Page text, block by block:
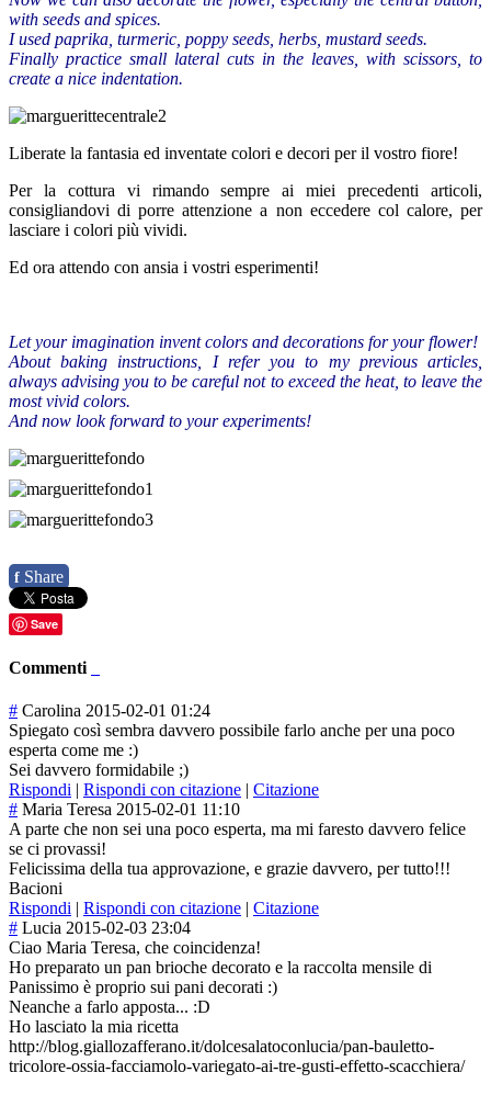
with seeds and spices.
I used paprika turmeric poppy seeds , herbs, mustard seeds.
Finally practice small lateral cuts in the leaves with scissors
to
create a nice indentation.
Liberate la fantasia ed inventate colori e decori per il vostro fiore!
Per la cottura vi rimando sempre ai miei precedenti articoli,
consigliandovi di porre attenzione a non eccedere col calore, per
lasciare i colori più vividi.
Ed ora attendo con ansia i vostri esperimenti!
Let your imagination invent colors and decorations for your flower!
About baking instructions , I refer youto my previous articles,
always advising you to be careful not to exceed the heat, to leave the
most vivid colors.
And now look forward to your experiments!
f Share
Save
Commenti
# Carolina 2015-02-01 01:24
Spiegato così sembra davvero possibile farlo anche per una poco
esperta come me :)
Sei davvero formidabile ;)
Rispondi | Rispondi con citazione | Citazione
# Maria Teresa 2015-02-01 11:10
A parte che non sei una poco esperta, ma mi faresto davvero felice
se ci provassi!
Felicissima della tua approvazione, e grazie davvero, per tutto!!!
Bacioni
Rispondi | Rispondi con citazione | Citazione
# Lucia 2015-02-03 23:04
Ciao Maria Teresa, che coincidenza!
Ho preparato un pan brioche decorato e la raccolta mensile di
Panissimo è proprio sui pani decorati :)
Neanche a farlo apposta... :D
Ho lasciato la mia ricetta
http://blog.giallozafferano.it/dolcesalatoconlucia/pan-bauletto-
tricolore-ossia-facciamolo-variegato-ai-tre-gusti-effetto-scacchiera/